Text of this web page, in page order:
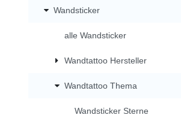
Wandsticker
alle Wandsticker
Wandtattoo Hersteller
Wandtattoo Thema
Wandsticker Sterne